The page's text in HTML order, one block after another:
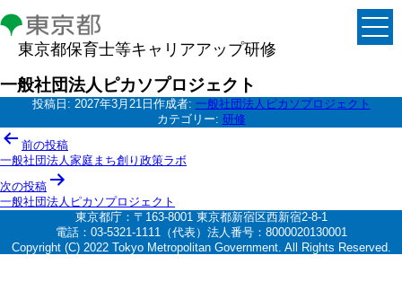
東京都保育士等キャリアアップ研修
一般社団法人ピカソプロジェクト
投稿日: 2027年3月21日 作成者: 一般社団法人ピカソプロジェクト
カテゴリー: 研修
投
稿
ナ
ビ
ー
前の投稿
一般社団法人家庭まち創り政策ラボ
次の投稿
一般社団法人ピカソプロジェクト
東京都庁：〒163-8001 東京都新宿区西新宿2-8-1
電話：03-5321-1111（代表）法人番号：8000020130001
Copyright (C) 2022 Tokyo Metropolitan Government. All Rights Reserved.